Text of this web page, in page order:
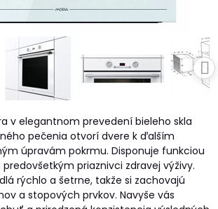
v elegantnom prevedení bieleho skla
pečenia otvorí dvere k ďalším
úpravám pokrmu. Disponuje funkciou
priaznivci zdravej výživy.
rýchlo a šetrne, takže si zachovajú
a stopových prvkov. Navyše vás